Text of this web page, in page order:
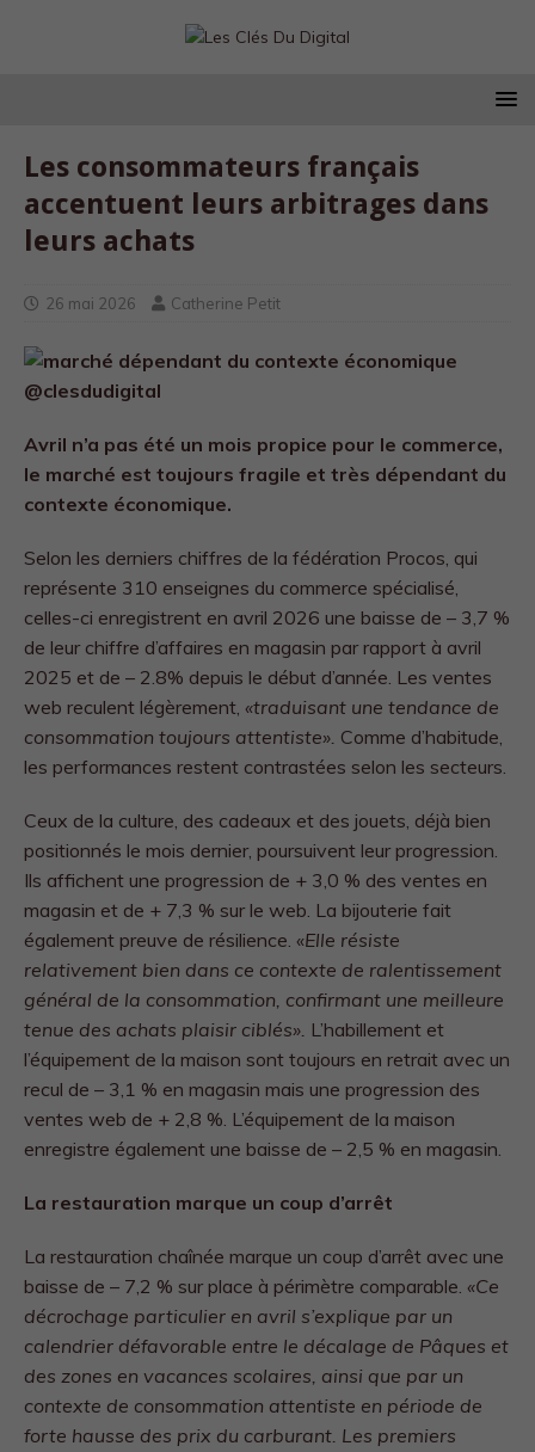
Les consommateurs français
accentuent leurs arbitrages dans
leurs achats
26 mai 2026 Catherine Petit
Avril n’a pas été un mois propice pour le commerce,
le marché est toujours fragile et très dépendant du
contexte économique.
Selon les derniers chiffres de la fédération Procos, qui
représente 310 enseignes du commerce spécialisé,
celles-ci enregistrent en avril 2026 une baisse de – 3,7 %
de leur chiffre d’affaires en magasin par rapport à avril
2025 et de – 2.8% depuis le début d’année. Les ventes
web reculent légèrement, «traduisant une tendance de
consommation toujours attentiste». Comme d’habitude,
les performances restent contrastées selon les secteurs.
Ceux de la culture, des cadeaux et des jouets, déjà bien
positionnés le mois dernier, poursuivent leur progression.
Ils affichent une progression de + 3,0 % des ventes en
magasin et de + 7,3 % sur le web. La bijouterie fait
également preuve de résilience. «Elle résiste
relativement bien dans ce contexte de ralentissement
général de la consommation, confirmant une meilleure
tenue des achats plaisir ciblés». L’habillement et
l’équipement de la maison sont toujours en retrait avec un
recul de – 3,1 % en magasin mais une progression des
ventes web de + 2,8 %. L’équipement de la maison
enregistre également une baisse de – 2,5 % en magasin.
La restauration marque un coup d’arrêt
La restauration chaînée marque un coup d’arrêt avec une
baisse de – 7,2 % sur place à périmètre comparable. «Ce
décrochage particulier en avril s’explique par un
calendrier défavorable entre le décalage de Pâques et
des zones en vacances scolaires, ainsi que par un
contexte de consommation attentiste en période de
forte hausse des prix du carburant. Les premiers